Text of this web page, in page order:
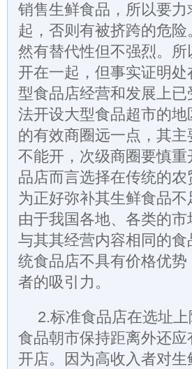
销售生鲜食品，所以要
起，否则有被挤跨的危
然有替代性但不强烈。
开在一起，但事实证明
型食品店经营和发展上
法开设大型食品超市的
的有效商圈远一点，其
不能开，次级商圈要慎
品店而言选择在传统的
为正好弥补其生鲜食品
由于我国各地、各类的
与其其经营内容相同的
统食品店不具有价格优
者的吸引力。
2.标准食品店在选址
食品朝市保持距离外还
开店。因为高收入者对